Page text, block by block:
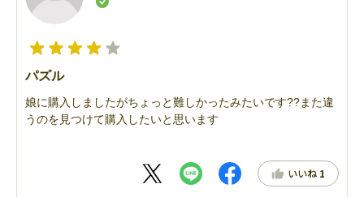
パズル
娘に購入しましたがちょっと難しかったみたいです??また違
うのを見つけて購入したいと思います
いいね 1